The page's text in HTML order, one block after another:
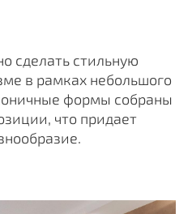
сделать стильную
в рамках небольшого
формы собраны
что придает